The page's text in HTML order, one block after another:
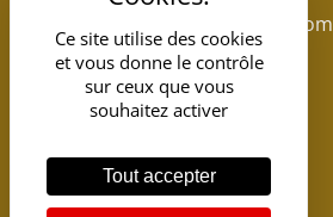
Ce site utilise des cookies
et vous donne le contrôle
sur ceux que vous
souhaitez activer
Tout accepter
reservations.losseau@gmail.com
Tel: +32(0)65.398.880